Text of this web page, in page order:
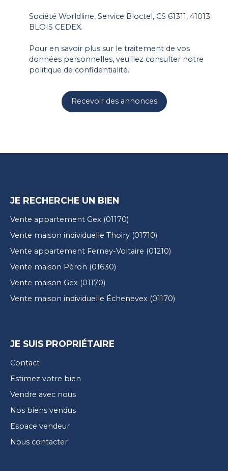
Société Worldline, Service Bloctel, CS 61311, 41013
BLOIS CEDEX.
Pour en savoir plus sur le traitement de vos
données personnelles, veuillez consulter notre
politique de confidentialité.
Recevoir des annonces
JE RECHERCHE UN BIEN
Vente appartement Gex (01170)
Vente maison individuelle Thoiry (01710)
Vente appartement Ferney-Voltaire (01210)
Vente maison Péron (01630)
Vente maison Gex (01170)
Vente maison individuelle Échenevex (01170)
JE SUIS PROPRIÉTAIRE
Contact
Estimez votre bien
Vendre avec nous
Nos biens vendus
Espace vendeur
Nous contacter